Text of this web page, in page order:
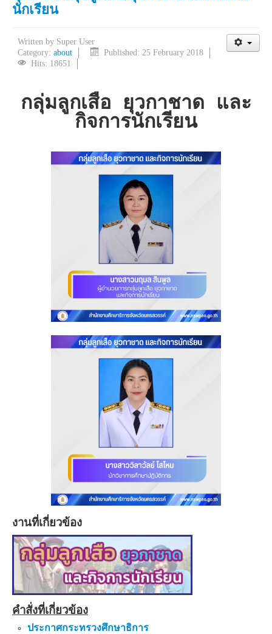
นักเรียน
Written by Super User
Category: about
Published: 25 February 2018
Hits: 18651
กลุ่มลูกเสือ ยุวกาชาด และ
กิจการนักเรียน
งานที่เกี่ยวข้อง
คำสั่งที่เกี่ยวข้อง
ประกาศกระทรวงศึกษาธิการ